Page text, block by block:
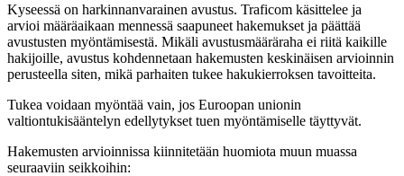
Kyseessä on harkinnanvarainen avustus. Traficom käsittelee ja
arvioi määräaikaan mennessä saapuneet hakemukset ja päättää
avustusten myöntämisestä. Mikäli avustusmääräraha ei riitä kaikille
hakijoille, avustus kohdennetaan hakemusten keskinäisen arvioinnin
perusteella siten, mikä parhaiten tukee hakukierroksen tavoitteita.
Tukea voidaan myöntää vain, jos Euroopan unionin
valtiontukisääntelyn edellytykset tuen myöntämiselle täyttyvät.
Hakemusten arvioinnissa kiinnitetään huomiota muun muassa
seuraaviin seikkoihin: